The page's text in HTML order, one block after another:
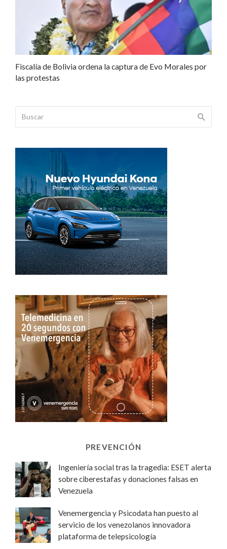
Fiscalía de Bolivia ordena la captura de Evo Morales por
las protestas
PREVENCIÓN
Ingeniería social tras la tragedia: ESET alerta
sobre ciberestafas y donaciones falsas en
Venezuela
Venemergencia y Psicodata han puesto al
servicio de los venezolanos innovadora
plataforma de telepsicología